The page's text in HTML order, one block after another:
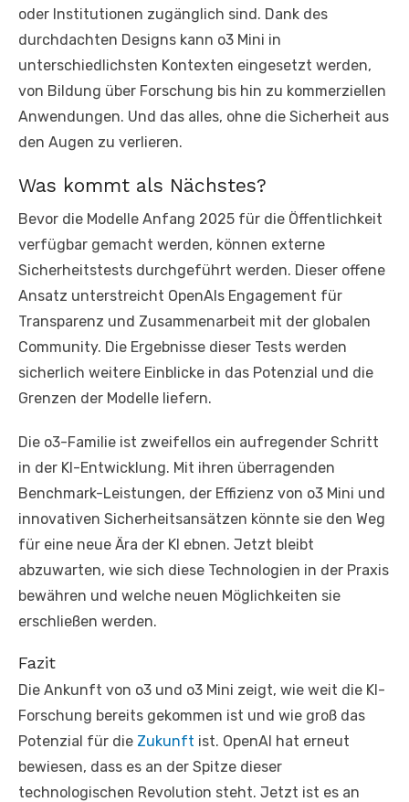
oder Institutionen zugänglich sind. Dank des
durchdachten Designs kann o3 Mini in
unterschiedlichsten Kontexten eingesetzt werden,
von Bildung über Forschung bis hin zu kommerziellen
Anwendungen. Und das alles, ohne die Sicherheit aus
den Augen zu verlieren.
Was kommt als Nächstes?
Bevor die Modelle Anfang 2025 für die Öffentlichkeit
verfügbar gemacht werden, können externe
Sicherheitstests durchgeführt werden. Dieser offene
Ansatz unterstreicht OpenAIs Engagement für
Transparenz und Zusammenarbeit mit der globalen
Community. Die Ergebnisse dieser Tests werden
sicherlich weitere Einblicke in das Potenzial und die
Grenzen der Modelle liefern.
Die o3-Familie ist zweifellos ein aufregender Schritt
in der KI-Entwicklung. Mit ihren überragenden
Benchmark-Leistungen, der Effizienz von o3 Mini und
innovativen Sicherheitsansätzen könnte sie den Weg
für eine neue Ära der KI ebnen. Jetzt bleibt
abzuwarten, wie sich diese Technologien in der Praxis
bewähren und welche neuen Möglichkeiten sie
erschließen werden.
Fazit
Die Ankunft von o3 und o3 Mini zeigt, wie weit die KI-
Forschung bereits gekommen ist und wie groß das
Potenzial für die Zukunft ist. OpenAI hat erneut
bewiesen, dass es an der Spitze dieser
technologischen Revolution steht. Jetzt ist es an